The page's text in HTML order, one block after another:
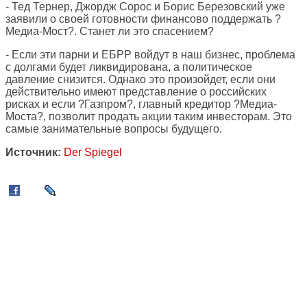
- Тед Тернер, Джордж Сорос и Борис Березовский уже
заявили о своей готовности финансово поддержать ?
Медиа-Мост?. Станет ли это спасением?
- Если эти парни и ЕБРР войдут в наш бизнес, проблема
с долгами будет ликвидирована, а политическое
давление снизится. Однако это произойдет, если они
действительно имеют представление о российских
рисках и если ?Газпром?, главный кредитор ?Медиа-
Моста?, позволит продать акции таким инвесторам. Это
самые занимательные вопросы будущего.
Источник: Der Spiegel